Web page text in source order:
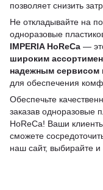
позволяет снизить
Не откладывайте на
одноразовые
IMPERIA HoReCa —
широким
надежным сервисом
для обеспечения
Обеспечьте
заказав одноразовые
HoReCa! Ваши
сможете
наш сайт, выбирайте и